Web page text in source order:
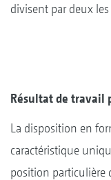
divisent par deux les
Résultat de travail
La disposition en
caractéristique
position particulière